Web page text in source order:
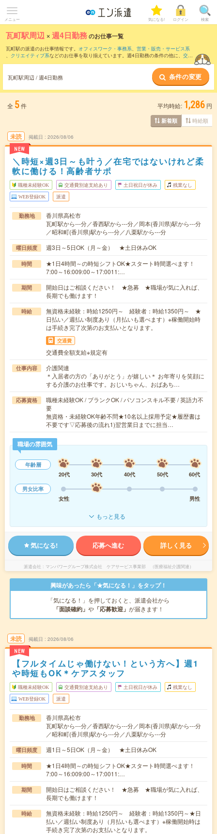
メニュー 気になる! ログイン 検索
瓦町駅周辺 ×週4日勤務のお仕事一覧
瓦町駅の派遣のお仕事情報です。 オフィスワーク・事務系、 営業・販売・サービス系
、 クリエイティブ系などのお仕事を取り揃えています。週4日勤務の条件の他に、 交通
瓦町駅周辺 / 週4日勤務 条件の変更
全 5件 平均時給: 1,286 円
新着順 時給順
未読
NEW
掲載日 2026/08/06
＼時短×週3日～も叶う／在宅ではないけれど柔
軟に働ける！高齢者サポ
職種未経験OK 交通費別途支給あり 土日祝日が休み 残業なし
WEB登録OK 派遣
勤務地
香川県高松市
瓦町駅から---分／香西駅から---分／岡本(香川県)駅から---分
／昭和町(香川県)駅から---分／八栗駅から---分
曜日頻度 週3日～5日OK（月～金） ★土日休みOK
時間
★1日4時間～の時短シフトOK★スタート時間選べます！
7:00～16:009:00～17:0011:…
期間
開始日はご相談ください！ ★急募 ★職場が気に入れば、
長期でも働けます！
時給
無資格未経験：時給1250円～ 経験者：時給1350円～ ★
日払い／週払い制度あり（月払いも選べます）※稼働開始時
は手続き完了次第のお支払いとなります。
交通費
交通費全額支給※規定有
仕事内容
介護関連
＊入居者の方の「ありがとう」が嬉しい＊ お年寄りを笑顔に
する介護のお仕事です。おじいちゃん、おばあち…
応募資格
職種未経験OK / ブランクOK / パソコンスキル不要 / 英語力不
要
無資格・未経験OK年齢不問★10名以上採用予定★履歴書は
不要です▽応募後の流れ1)翌営業日までに担当…
職場の雰囲気
年齢層
20代
30代 40代 50代
60代
男女比率
女性
男性
もっと見る
気になる! 応募へ進む 詳しく見る
派遣会社 マンパワーグループ株式会社 ケアサービス事業部 （医療福祉介護関連）
興味があったら「★気になる！」をタップ！
「気になる！」を押しておくと、派遣会社から
「面談確約」 や 「応募歓迎」 が届きます！
未読
NEW
掲載日 2026/08/06
【フルタイムじゃ働けない！という方へ】週1
や時短もOK＊ケアスタッフ
職種未経験OK 交通費別途支給あり 土日祝日が休み 残業なし
WEB登録OK 派遣
勤務地
香川県高松市
瓦町駅から---分／香西駅から---分／岡本(香川県)駅から---分
／昭和町(香川県)駅から---分／八栗駅から---分
曜日頻度 週1日～5日OK（月～金） ★土日休みOK
時間
★1日4時間～の時短シフトOK★スタート時間選べます！
7:00～16:009:00～17:0011:…
期間
開始日はご相談ください！ ★急募 ★職場が気に入れば、
長期でも働けます！
時給
無資格未経験：時給1250円～ 経験者：時給1350円～★日
払い／週払い制度あり（月払いも選べます）※稼働開始時は
手続き完了次第のお支払いとなります。